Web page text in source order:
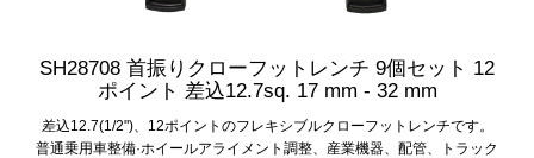
SH28708 首振りクローフットレンチ 9個セット 12
ポイント 差込12.7sq. 17 mm - 32 mm
差込12.7(1/2")、12ポイントのフレキシブルクローフットレンチです。
普通乗用車整備·ホイールアライメント調整、産業機器、配管、トラック